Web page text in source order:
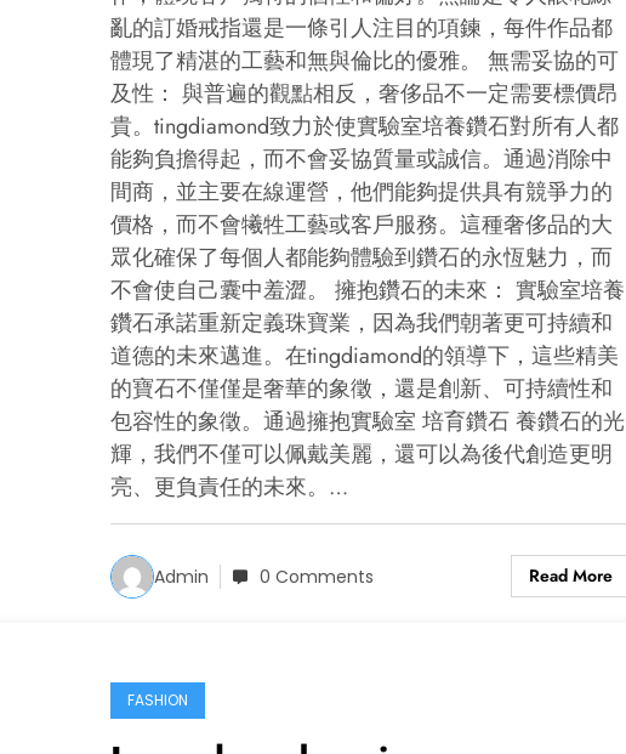
亂的訂婚戒指還是一條引人注目的項鍊，每件作品都
體現了精湛的工藝和無與倫比的優雅。 無需妥協的可
及性： 與普遍的觀點相反，奢侈品不一定需要標價昂
貴。tingdiamond致力於使實驗室培養鑽石對所有人都
能夠負擔得起，而不會妥協質量或誠信。通過消除中
間商，並主要在線運營，他們能夠提供具有競爭力的
價格，而不會犧牲工藝或客戶服務。這種奢侈品的大
眾化確保了每個人都能夠體驗到鑽石的永恆魅力，而
不會使自己囊中羞澀。 擁抱鑽石的未來： 實驗室培養
鑽石承諾重新定義珠寶業，因為我們朝著更可持續和
道德的未來邁進。在tingdiamond的領導下，這些精美
的寶石不僅僅是奢華的象徵，還是創新、可持續性和
包容性的象徵。通過擁抱實驗室 培育鑽石 養鑽石的光
輝，我們不僅可以佩戴美麗，還可以為後代創造更明
亮、更負責任的未來。…
Admin 0 Comments Read More
FASHION